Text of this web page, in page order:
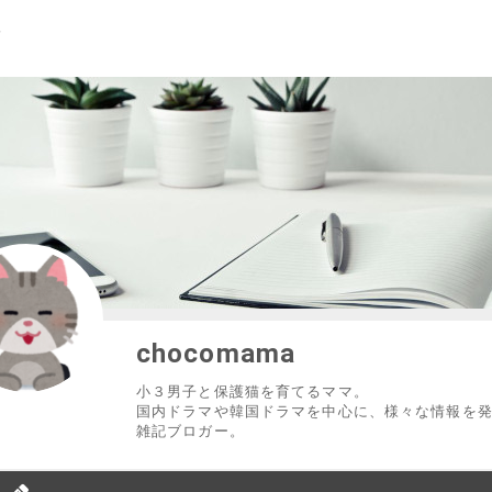
chocomama
小３男子と保護猫を育てるママ。
国内ドラマや韓国ドラマを中心に、様々な情報を
雑記ブロガー。